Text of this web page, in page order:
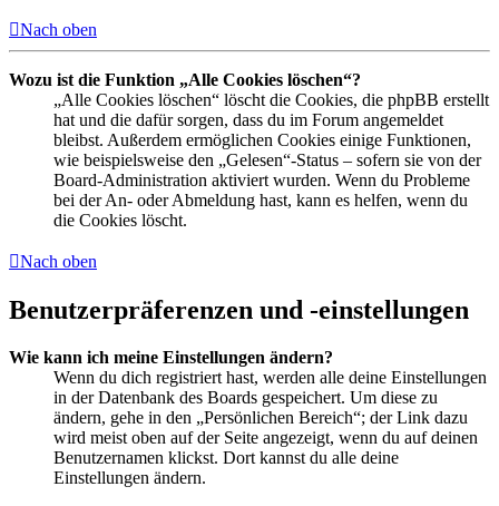
Nach oben
Wozu ist die Funktion „Alle Cookies löschen“?
„Alle Cookies löschen“ löscht die Cookies, die phpBB erstellt
hat und die dafür sorgen, dass du im Forum angemeldet
bleibst. Außerdem ermöglichen Cookies einige Funktionen,
wie beispielsweise den „Gelesen“-Status – sofern sie von der
Board-Administration aktiviert wurden. Wenn du Probleme
bei der An- oder Abmeldung hast, kann es helfen, wenn du
die Cookies löscht.
Nach oben
Benutzerpräferenzen und -einstellungen
Wie kann ich meine Einstellungen ändern?
Wenn du dich registriert hast, werden alle deine Einstellungen
in der Datenbank des Boards gespeichert. Um diese zu
ändern, gehe in den „Persönlichen Bereich“; der Link dazu
wird meist oben auf der Seite angezeigt, wenn du auf deinen
Benutzernamen klickst. Dort kannst du alle deine
Einstellungen ändern.